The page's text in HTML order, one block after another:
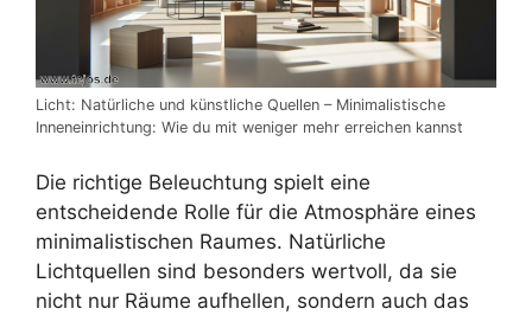
Licht: Natürliche und künstliche Quellen – Minimalistische
Inneneinrichtung: Wie du mit weniger mehr erreichen kannst
Die richtige Beleuchtung spielt eine
entscheidende Rolle für die Atmosphäre eines
minimalistischen Raumes. Natürliche
Lichtquellen sind besonders wertvoll, da sie
nicht nur Räume aufhellen, sondern auch das